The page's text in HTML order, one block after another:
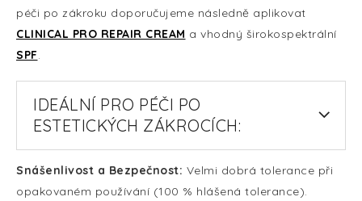
péči po zákroku doporučujeme následně aplikovat
CLINICAL PRO REPAIR CREAM a vhodný širokospektrální
SPF.
IDEÁLNÍ PRO PÉČI PO
ESTETICKÝCH ZÁKROCÍCH:
Snášenlivost a Bezpečnost: Velmi dobrá tolerance při
opakovaném používání (100 % hlášená tolerance).